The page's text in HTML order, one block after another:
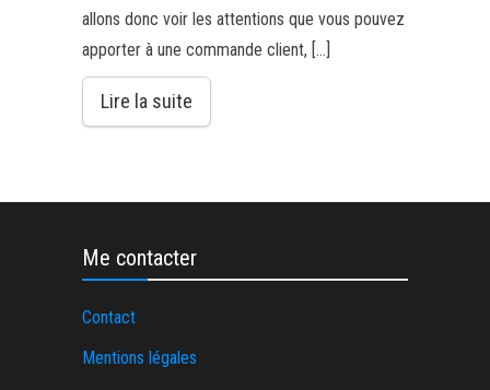
allons donc voir les attentions que vous pouvez
apporter à une commande client, […]
Lire la suite
Me contacter
Contact
Mentions légales